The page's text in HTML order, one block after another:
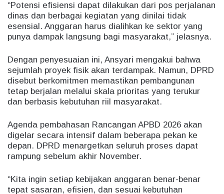
“Potensi efisiensi dapat dilakukan dari pos perjalanan
dinas dan berbagai kegiatan yang dinilai tidak
esensial. Anggaran harus dialihkan ke sektor yang
punya dampak langsung bagi masyarakat,” jelasnya.
Dengan penyesuaian ini, Ansyari mengakui bahwa
sejumlah proyek fisik akan terdampak. Namun, DPRD
disebut berkomitmen memastikan pembangunan
tetap berjalan melalui skala prioritas yang terukur
dan berbasis kebutuhan riil masyarakat.
Agenda pembahasan Rancangan APBD 2026 akan
digelar secara intensif dalam beberapa pekan ke
depan. DPRD menargetkan seluruh proses dapat
rampung sebelum akhir November.
“Kita ingin setiap kebijakan anggaran benar-benar
tepat sasaran, efisien, dan sesuai kebutuhan